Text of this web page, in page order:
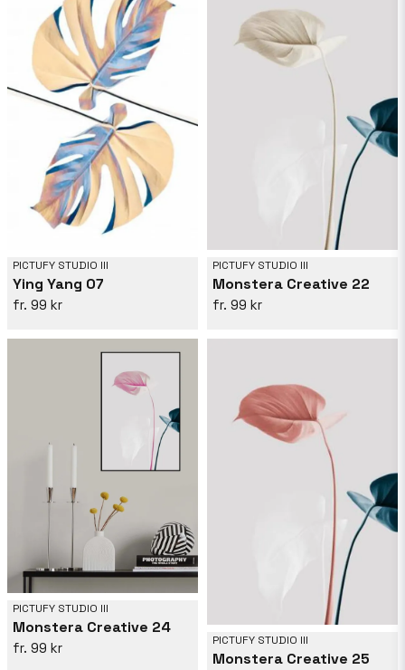
av modern estetik och klassiska motiv, min
konst tilltalar dem som söker inspiration i det
vanliga. Upphöj ditt utrymme med en touch av
Pictufys unika vision, där varje konstverk
inbjuder dig att utforska skönhet i det
oväntade.
PICTUFY STUDIO III
Ying Yang 07
99 kr
PICTUFY STUDIO III
Monstera Creative 22
99 kr
PICTUFY STUDIO III
Monstera Creative 24
99 kr PICTUFY STUDIO III
Monstera Creative 25